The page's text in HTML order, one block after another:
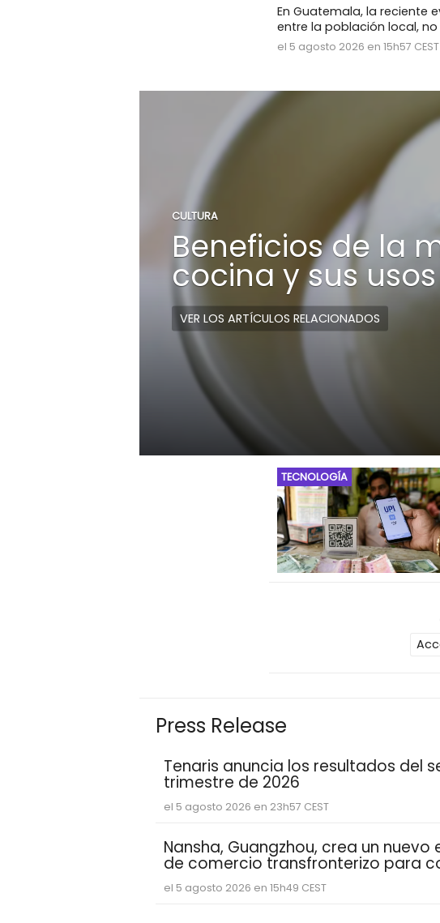
En Guatemala, la reciente
entre la población local,
el 5 agosto 2026 en 15h57 CEST
CULTURA
Beneficios de la
cocina y sus
VER LOS ARTÍCULOS RELACIONADOS
TECNOLOGÍA
Press Release
Tenaris anuncia los resultados del
trimestre de 2026
el 5 agosto 2026 en 23h57 CEST
Nansha, Guangzhou, crea un
de comercio transfronterizo para
mundo con nuevas oportunidades
el 5 agosto 2026 en 15h49 CEST